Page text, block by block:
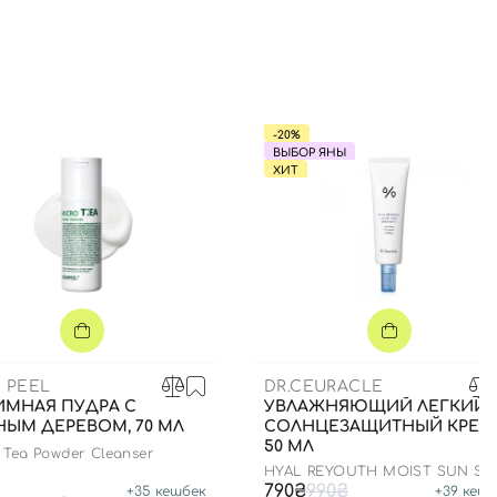
ПУДРА С
ДЕРЕВОМ, 70 МЛ
Powder Cleanser
+35 кешбек
-20%
ВЫБОР ЯНЫ
ХИТ
DR.CEURACLE
УВЛАЖНЯЮЩИЙ ЛЕГКИЙ
СОЛНЦЕЗАЩИТНЫЙ КРЕМ,
50 МЛ
HYAL REYOUTH MOIST SUN
50/PA++++
790₴990₴ +39